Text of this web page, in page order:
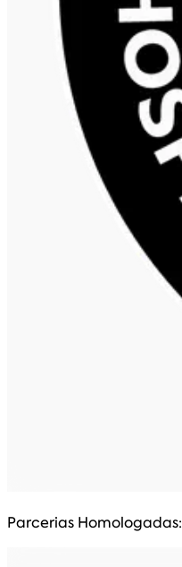
Parcerias Homologadas: